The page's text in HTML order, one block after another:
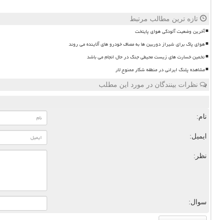
تازه ترین مطالب مرتبط
آخرین وضعیت آلودگی هوای پایتخت
هوای پاک برای شیراز دوربین ها به مصاف خودرو های آلاینده می روند
تخمین خسارت های زیست محیطی جنگ در حال انجام می باشد
مشاهده پلنگ ایرانی در منطقه شکار ممنوع لار
نظرات بینندگان در مورد این مطلب
نام:
ایمیل:
نظر:
سوال: